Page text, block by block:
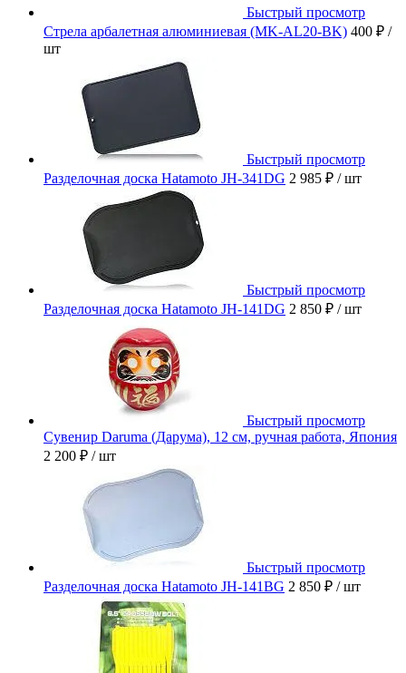
Быстрый просмотр
Стрела арбалетная алюминиевая (MK-AL20-BK) 400 ₽ /
шт
Быстрый просмотр
Разделочная доска Hatamoto JH-341DG 2 985 ₽ / шт
Быстрый просмотр
Разделочная доска Hatamoto JH-141DG 2 850 ₽ / шт
Быстрый просмотр
Сувенир Daruma (Дарума), 12 см, ручная работа, Япония
2 200 ₽ / шт
Быстрый просмотр
Разделочная доска Hatamoto JH-141BG 2 850 ₽ / шт